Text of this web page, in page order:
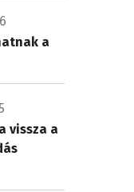
a
vissza a